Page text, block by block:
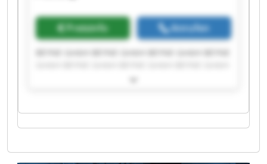
Preisinfo Anrufen
BEYNE GmbH BEYNE GmbH BEYNE GmbH BEYNE
GmbH BEYNE GmbH BEYNE GmbH